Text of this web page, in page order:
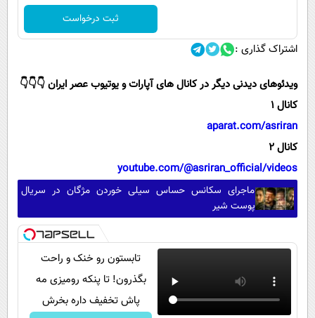
ثبت درخواست
اشتراک گذاری :
ویدئوهای دیدنی دیگر در کانال های آپارات و یوتیوب عصر ایران 👇👇👇
کانال 1
aparat.com/asriran
کانال 2
youtube.com/@asriran_official/videos
ماجرای سکانس حساس سیلی خوردن مژگان در سریال
پوست شیر
تابستون رو خنک و راحت
بگذرون! تا پنکه رومیزی مه
پاش تخفیف داره بخرش